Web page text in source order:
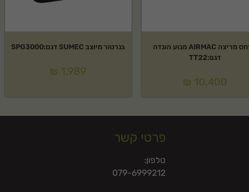
מדחס מריצה AIRMAC מנוע הונדה
דגם:TT22
₪ 10,400
גנרטור מיוצב SUMEC דגם:SPG3000
₪ 1,989
פרטי קשר
טלפון:
079-6999212